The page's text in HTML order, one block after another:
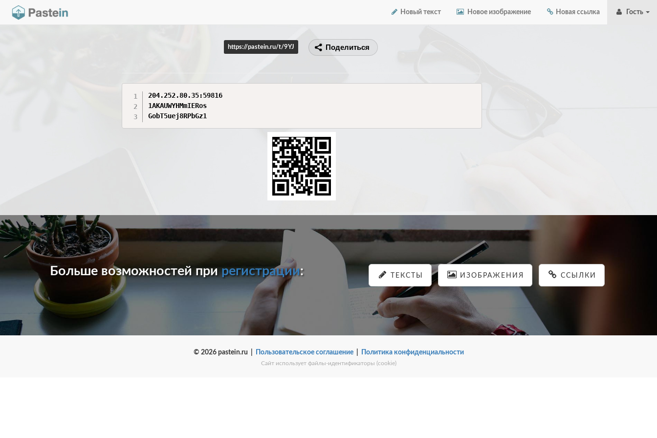
Новый текст Новое изображение Новая ссылка Гость
https://pastein.ru/t/9YJ Поделиться
204.252.80.35:59816
1AKAUWYHMmIERos
GobT5uej8RPbGz1
Больше возможностей прирегистрации: ТЕКСТЫ ИЗОБРАЖЕНИЯ ССЫЛКИ
© 2026 pastein.ru | Пользовательское соглашение| Политика конфиденциальности
Сайт использует файлы-идентификаторы (cookie)